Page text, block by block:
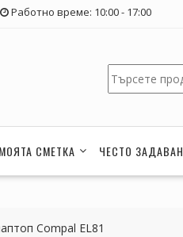
Работно време: 10:00 - 17:00
Търсене
МОЯТА СМЕТКА ЧЕСТО
Compal EL81